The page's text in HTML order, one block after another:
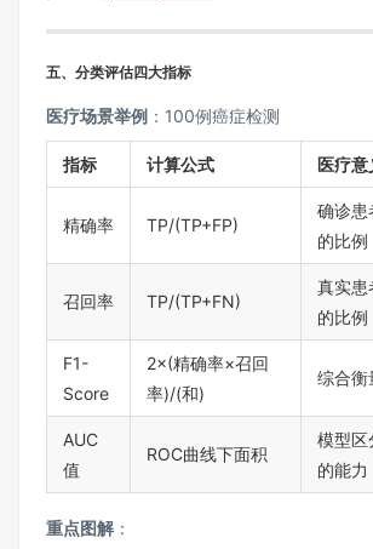
​五、分类评估四大指标​
​医疗场景举例​ ​：100例癌症检测
​指标​ ​计算公式​ 医疗意
精确率 TP/(TP+FP)
确诊患
的比例
召回率 TP/(TP+FN)
真实患
的比例
F1-
Score
2×(精确率×召回
率)/(和)
综合衡
AUC
值
ROC曲线下面积
模型区
的能力
​重点图解​​：